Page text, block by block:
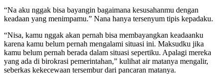
“Na aku nggak bisa bayangin bagaimana kesusahanmu dengan
keadaan yang menimpamu.” Nana hanya tersenyum tipis kepadaku.
“Nisa, kamu nggak akan pernah bisa membayangkan keadaanku
karena kamu belum pernah mengalami situasi ini. Maksudku jika
kamu belum pernah berada dalam situasi sepertiku. Apalagi mereka
yang ada di birokrasi pemerintahan,” kulihat air matanya mengalir,
seberkas kekecewaan tersembur dari pancaran matanya.